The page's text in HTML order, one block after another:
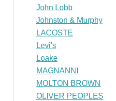
John Lobb
Johnston & Murphy
LACOSTE
Levi's
Loake
MAGNANNI
MOLTON BROWN
OLIVER PEOPLES